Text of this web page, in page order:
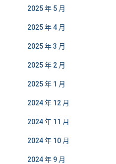
2025 年 5 月
2025 年 4 月
2025 年 3 月
2025 年 2 月
2025 年 1 月
2024 年 12 月
2024 年 11 月
2024 年 10 月
2024 年 9 月